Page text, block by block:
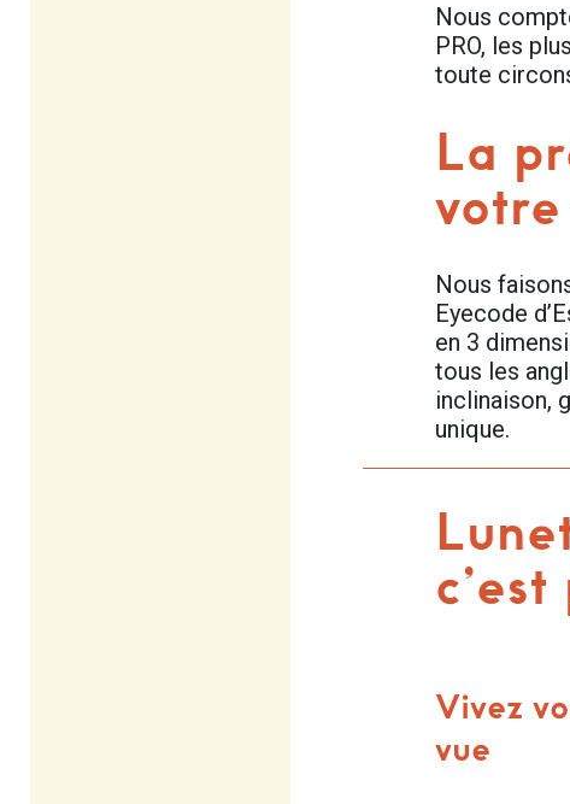
Nous
PRO, les
toute
La
Nous
Eyecode
en 3
tous les
inclinaison,
unique.
Vivez
vue